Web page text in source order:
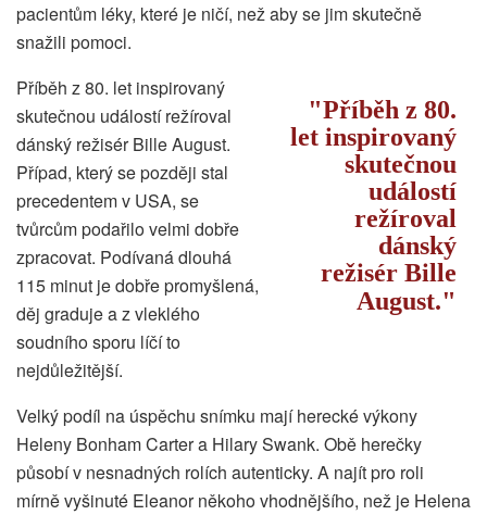
pacientům léky, které je ničí, než aby se jim skutečně
snažili pomoci.
Příběh z 80.
let inspirovaný
skutečnou
událostí
režíroval
dánský
režisér Bille
August.
Příběh z 80. let inspirovaný
skutečnou událostí režíroval
dánský režisér Bille August.
Případ, který se později stal
precedentem v USA, se
tvůrcům podařilo velmi dobře
zpracovat. Podívaná dlouhá
115 minut je dobře promyšlená,
děj graduje a z vleklého
soudního sporu líčí to
nejdůležitější.
Velký podíl na úspěchu snímku mají herecké výkony
Heleny Bonham Carter a Hilary Swank. Obě herečky
působí v nesnadných rolích autenticky. A najít pro roli
mírně vyšinuté Eleanor někoho vhodnějšího, než je Helena